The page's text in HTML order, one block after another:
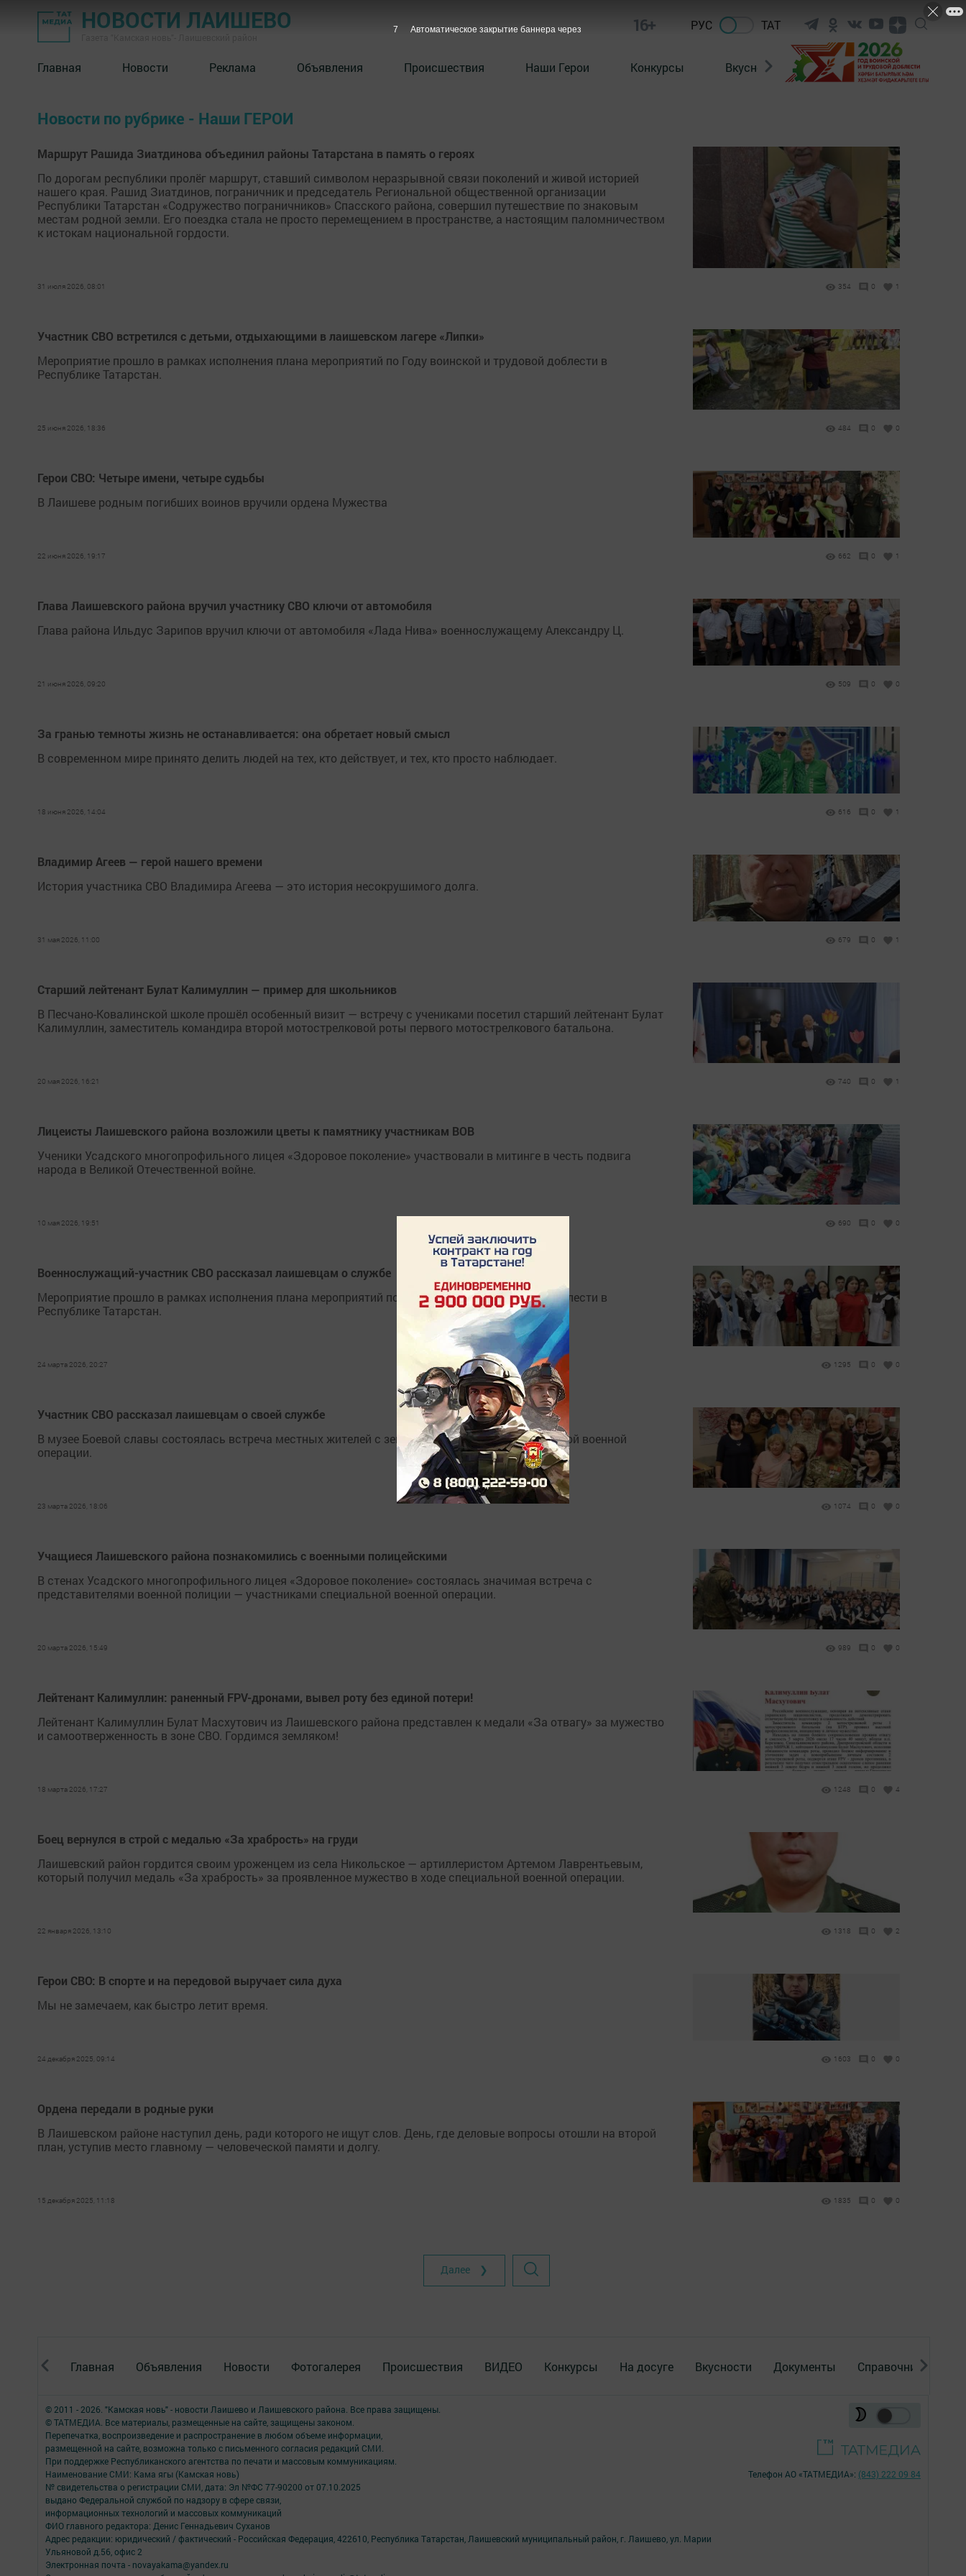
НОВОСТИ ЛАИШЕВО 16+ РУС ТАТ
Главная Новости Реклама Объявления Происшествия Наши Герои Конкурсы Вкусности Фотогалерея
Новости по рубрике - Наши ГЕРОИ
Маршрут Рашида Зиатдинова объединил районы Татарстана в память о героях
По дорогам республики пролёг маршрут, ставший символом неразрывной связи поколений и живой историей
нашего края. Рашид Зиатдинов, пограничник и председатель Региональной общественной организации
Республики Татарстан «Содружество пограничников» Спасского района, совершил путешествие по знаковым
местам родной земли. Его поездка стала не просто перемещением в пространстве, а настоящим паломничеством
к истокам национальной гордости.
31 июля 2026, 08:01 354 0 1
Участник СВО встретился с детьми, отдыхающими в лаишевском лагере «Липки»
Мероприятие прошло в рамках исполнения плана мероприятий по Году воинской и трудовой доблести в
Республике Татарстан.
25 июня 2026, 18:36 484 0 0
Герои СВО: Четыре имени, четыре судьбы
В Лаишеве родным погибших воинов вручили ордена Мужества
22 июня 2026, 19:17 662 0 1
Глава Лаишевского района вручил участнику СВО ключи от автомобиля
Глава района Ильдус Зарипов вручил ключи от автомобиля «Лада Нива» военнослужащему Александру Ц.
21 июня 2026, 09:20 509 0 0
За гранью темноты жизнь не останавливается: она обретает новый смысл
В современном мире принято делить людей на тех, кто действует, и тех, кто просто наблюдает.
18 июня 2026, 14:04 616 0 1
Владимир Агеев — герой нашего времени
История участника СВО Владимира Агеева — это история несокрушимого долга.
31 мая 2026, 11:00 679 0 1
Старший лейтенант Булат Калимуллин — пример для школьников
В Песчано-Ковалинской школе прошёл особенный визит — встречу с учениками посетил старший лейтенант Булат
Калимуллин, заместитель командира второй мотострелковой роты первого мотострелкового батальона.
20 мая 2026, 16:21 740 0 1
Лицеисты Лаишевского района возложили цветы к памятнику участникам ВОВ
Ученики Усадского многопрофильного лицея «Здоровое поколение» участвовали в митинге в честь подвига
народа в Великой Отечественной войне.
10 мая 2026, 19:51 690 0 0
Военнослужащий-участник СВО рассказал лаишевцам о службе
Мероприятие прошло в рамках исполнения плана мероприятий по Году воинской и трудовой доблести в
Республике Татарстан.
24 марта 2026, 20:27 1295 0 0
Участник СВО рассказал лаишевцам о своей службе
В музее Боевой славы состоялась встреча местных жителей с земляком-участником специальной военной
операции.
23 марта 2026, 18:06 1074 0 0
Учащиеся Лаишевского района познакомились с военными полицейскими
В стенах Усадского многопрофильного лицея «Здоровое поколение» состоялась значимая встреча с
представителями военной полиции — участниками специальной военной операции.
20 марта 2026, 15:49 989 0 0
Лейтенант Калимуллин: раненный FPV-дронами, вывел роту без единой потери!
Лейтенант Калимуллин Булат Масхутович из Лаишевского района представлен к медали «За отвагу» за мужество
и самоотверженность в зоне СВО. Гордимся земляком!
18 марта 2026, 17:27 1248 0 4
Боец вернулся в строй с медалью «За храбрость» на груди
Лаишевский район гордится своим уроженцем из села Никольское — артиллеристом Артемом Лаврентьевым,
который получил медаль «За храбрость» за проявленное мужество в ходе специальной военной операции.
22 января 2026, 13:10 1318 0 2
Герои СВО: В спорте и на передовой выручает сила духа
Мы не замечаем, как быстро летит время.
24 декабря 2025, 09:14 1603 0 0
Ордена передали в родные руки
В Лаишевском районе наступил день, ради которого не ищут слов. День, где деловые вопросы отошли на второй
план, уступив место главному — человеческой памяти и долгу.
15 декабря 2025, 11:18 1835 0 0
Далее ❯
Главная Объявления Новости Фотогалерея Происшествия ВИДЕО Конкурсы На досуге Вкусности Документы Справочник
© 2011 - 2026. "Камская новь" - новости Лаишево и Лаишевского района. Все права защищены.
© ТАТМЕДИА. Все материалы, размещенные на сайте, защищены законом.
Перепечатка, воспроизведение и распространение в любом объеме информации,
размещенной на сайте, возможна только с письменного согласия редакций СМИ.
При поддержке Республиканского агентства по печати и массовым коммуникациям.
Наименование СМИ: Кама ягы (Камская новь)
№ свидетельства о регистрации СМИ, дата: Эл №ФC 77-90200 от 07.10.2025
выдано Федеральной службой по надзору в сфере связи,
информационных технологий и массовых коммуникаций
ФИО главного редактора: Денис Геннадьевич Суханов
Адрес редакции: юридический / фактический - Российская Федерация, 422610, Республика Татарстан, Лаишевский муниципальный район, г. Лаишево, ул. Марии
Ульяновой д.56, офис 2
Электронная почта - novayakama@yandex.ru
Телефон АО «ТАТМЕДИА»: (843) 222 09 84
6 Автоматическое закрытие баннера через